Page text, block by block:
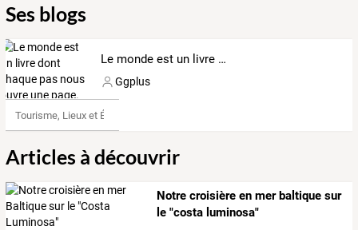
Ses blogs
Le monde est un livre dont chaque pas nous ouvre une page.
Ggplus
Tourisme, Lieux et Événements
Articles à découvrir
Notre croisière en mer baltique sur
le "costa luminosa"